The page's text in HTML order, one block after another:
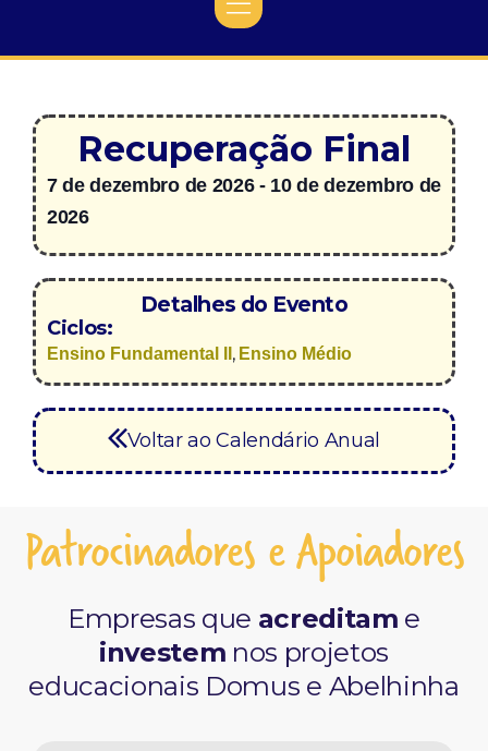
Recuperação Final
7 de dezembro de 2026 - 10 de dezembro de
2026
Detalhes do Evento
Ciclos:
Ensino Fundamental II , Ensino Médio
Voltar ao Calendário Anual
Patrocinadores e Apoiadores
Empresas que acreditam e
investem nos projetos
educacionais Domus e Abelhinha